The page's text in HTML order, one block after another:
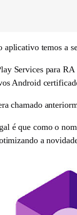
aplicativo temos a
Services para
Android
chamado
é que como o
a